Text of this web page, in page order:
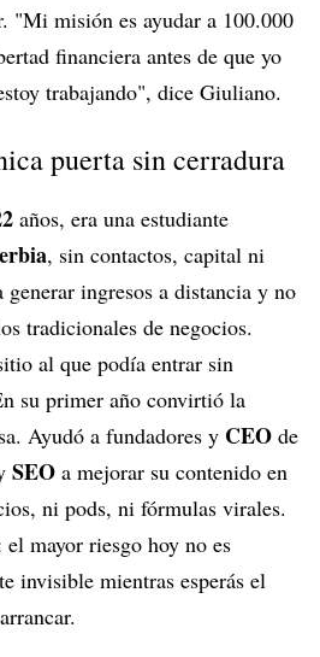
"Mi misión es ayudar a 100.000
financiera antes de que yo
trabajando", dice Giuliano.
puerta sin cerradura
años, era una estudiante
, sin contactos, capital ni
ingresos a distancia y no
tradicionales de negocios.
al que podía entrar sin
su primer año convirtió la
Ayudó a fundadores y CEO de
SEO a mejorar su contenido en
ni pods, ni fórmulas virales.
mayor riesgo hoy no es
invisible mientras esperás el